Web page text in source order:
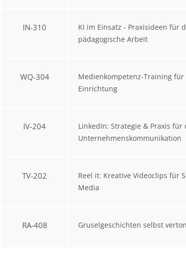
IN-310
KI im Einsatz - Praxisideen für
pädagogische Arbeit
WQ-304
Medienkompetenz-Training für
Einrichtung
IV-204
LinkedIn: Strategie & Praxis für
Unternehmenskommunikation
TV-202
Reel it: Kreative Videoclips für
Media
RA-408 Gruselgeschichten selbst